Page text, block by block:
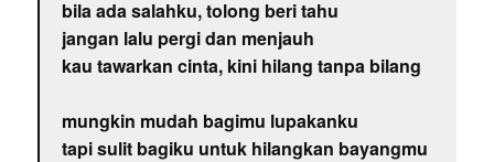
bila ada salahku, tolong beri tahu
jangan lalu pergi dan menjauh
kau tawarkan cinta, kini hilang tanpa bilang
mungkin mudah bagimu lupakanku
tapi sulit bagiku untuk hilangkan bayangmu